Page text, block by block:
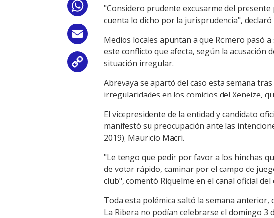
WhatsApp
Email
Copy
Link
"Considero prudente excusarme del
cuenta lo dicho por la jurisprudencia", declaró
Medios locales apuntan a que Romero pasó
este conflicto que afecta, según la acusación
situación irregular.
Abrevaya se apartó del caso esta semana
irregularidades en los comicios del Xeneize,
El vicepresidente de la entidad y candidato
manifestó su preocupación ante las
2019), Mauricio Macri.
"Le tengo que pedir por favor a los hinchas
de votar rápido, caminar por el campo de
club", comentó Riquelme en el canal oficial del
Toda esta polémica saltó la semana anterior,
La Ribera no podían celebrarse el domingo